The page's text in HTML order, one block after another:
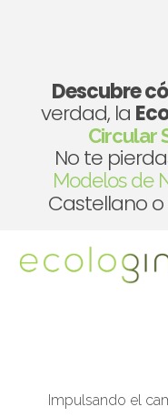
Descubre
verdad, la
Circular
No te
Modelos de
Castellano
Impulsando el